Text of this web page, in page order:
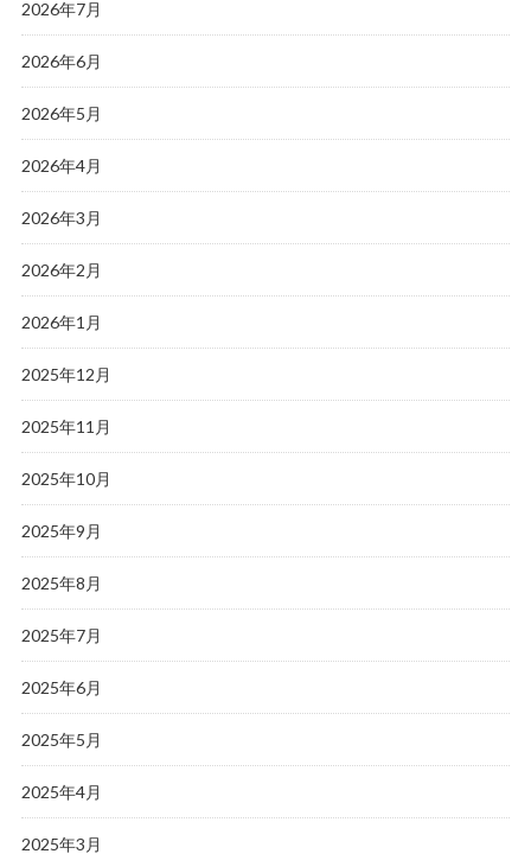
2026年7月
2026年6月
2026年5月
2026年4月
2026年3月
2026年2月
2026年1月
2025年12月
2025年11月
2025年10月
2025年9月
2025年8月
2025年7月
2025年6月
2025年5月
2025年4月
2025年3月